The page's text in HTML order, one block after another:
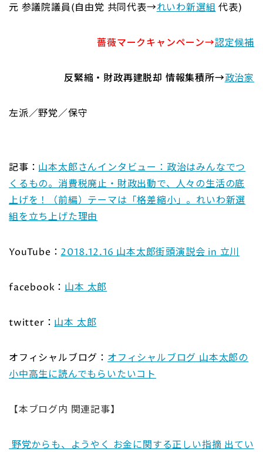
元 参議院議員(自由党 共同代表→れいわ新選組 代表)
薔薇マークキャンペーン→認定候補
反緊縮・財政再建脱却 情報集積所→政治家
左派／野党／保守
記事： 山本太郎さんインタビュー：政治はみんなでつ
くるもの。消費税廃止・財政出動で、人々の生活の底
上げを！（前編）テーマは「格差縮小」。れいわ新選
組を立ち上げた理由
YouTube： 2018.12.16 山本太郎街頭演説会 in 立川
facebook： 山本 太郎
twitter： 山本 太郎
オフィシャルブログ： オフィシャルブログ 山本太郎の
小中高生に読んでもらいたいコト
【本ブログ内 関連記事】
野党からも、ようやく お金に関する正しい指摘 出てい